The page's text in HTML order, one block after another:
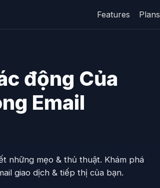
Features Plans
động Của
Email
những mẹo & thủ thuật. Khám phá
giao dịch & tiếp thị của bạn.